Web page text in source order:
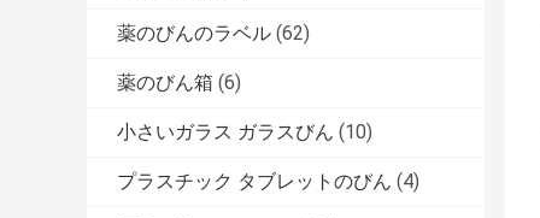
薬のびんのラベル (62)
薬のびん箱 (6)
小さいガラス ガラスびん (10)
プラスチック タブレットのびん (4)